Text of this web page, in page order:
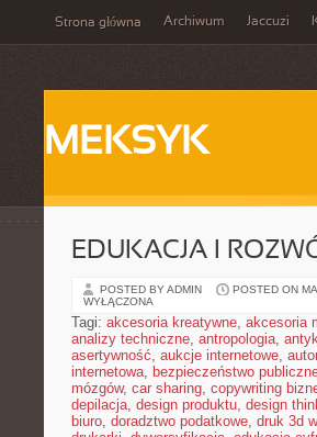
Strona główna Archiwum Jaccuzi
MEKSYK
EDUKACJA I
POSTED BY ADMIN POSTED ON
WYŁĄCZONA
Tagi: akcesoria kreatywne, akcesoria
analizy techniczne, antropologia,
asertywność, aukcje internetowe,
internetowa, bezpieczeństwo
mózgów, car sharing, copywriting
depilacja, design produktu, design
biuro, doradztwo podatkowe, druk 3d